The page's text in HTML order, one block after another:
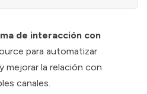
de interacción con
para automatizar
mejorar la relación con
canales.